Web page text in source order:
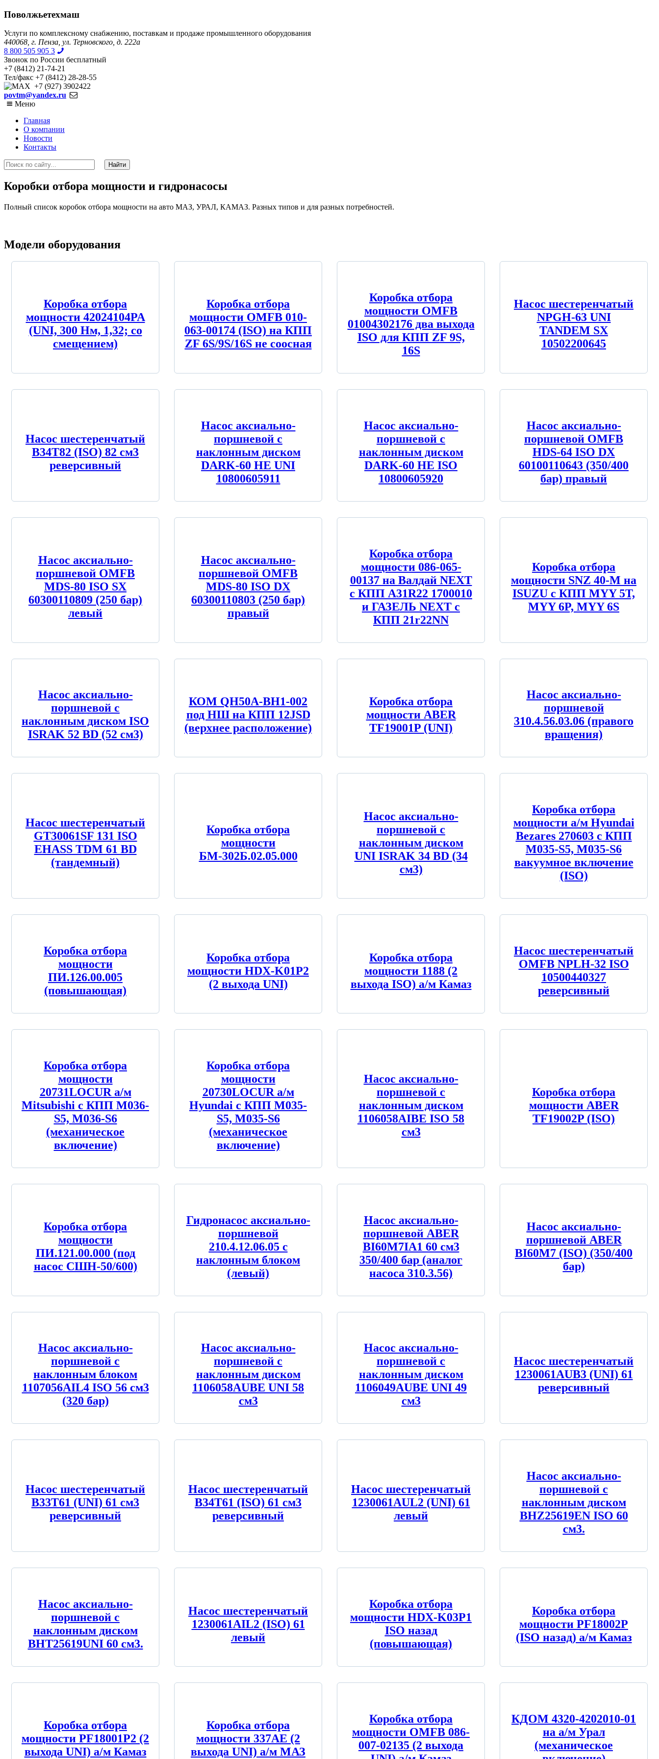
Поволжьетехмаш
Услуги по комплексному снабжению, поставкам и продаже промышленного оборудования
440068, г. Пенза, ул. Терновского, д. 222а
8 800 505 905 3
Звонок по России бесплатный
+7 (8412) 21-74-21
Тел/факс +7 (8412) 28-28-55
+7 (927) 3902422
povtm@yandex.ru
Меню
Главная
О компании
Новости
Контакты
Коробки отбора мощности и гидронасосы
Полный список коробок отбора мощности на авто МАЗ, УРАЛ, КАМАЗ. Разных типов и для разных потребностей.
Модели оборудования
Коробка отбора
мощности 42024104PA
(UNI, 300 Нм, 1,32; со
смещением)
Коробка отбора
мощности OMFB 010-
063-00174 (ISO) на КПП
ZF 6S/9S/16S не соосная
Коробка отбора
мощности OMFB
01004302176 два выхода
ISO для КПП ZF 9S,
16S
Насос шестеренчатый
NPGH-63 UNI
TANDEM SX
10502200645
Насос шестеренчатый
B34T82 (ISO) 82 см3
реверсивный
Насос аксиально-
поршневой с
наклонным диском
DARK-60 HE UNI
10800605911
Насос аксиально-
поршневой с
наклонным диском
DARK-60 HE ISO
10800605920
Насос аксиально-
поршневой OMFB
HDS-64 ISO DX
60100110643 (350/400
бар) правый
Насос аксиально-
поршневой OMFB
MDS-80 ISO SX
60300110809 (250 бар)
левый
Насос аксиально-
поршневой OMFB
MDS-80 ISO DX
60300110803 (250 бар)
правый
Коробка отбора
мощности 086-065-
00137 на Валдай NEXT
с КПП A31R22 1700010
и ГАЗЕЛЬ NEXT с
КПП 21r22NN
Коробка отбора
мощности SNZ 40-M на
ISUZU c КПП MYY 5T,
MYY 6P, MYY 6S
Насос аксиально-
поршневой c
наклонным диском ISO
ISRAK 52 BD (52 см3)
КОМ QH50A-BH1-002
под НШ на КПП 12JSD
(верхнее расположение)
Коробка отбора
мощности ABER
TF19001P (UNI)
Насос аксиально-
поршневой
310.4.56.03.06 (правого
вращения)
Насос шестеренчатый
GT30061SF 131 ISO
EHASS TDM 61 BD
(тандемный)
Коробка отбора
мощности
БМ-302Б.02.05.000
Насос аксиально-
поршневой c
наклонным диском
UNI ISRAK 34 BD (34
см3)
Коробка отбора
мощности а/м Hyundai
Bezares 270603 с КПП
M035-S5, M035-S6
вакуумное включение
(ISO)
Коробка отбора
мощности
ПИ.126.00.005
(повышающая)
Коробка отбора
мощности HDX-K01P2
(2 выхода UNI)
Коробка отбора
мощности 1188 (2
выхода ISO) а/м Камаз
Насос шестеренчатый
OMFB NPLH-32 ISO
10500440327
реверсивный
Коробка отбора
мощности
20731LOСUR а/м
Mitsubishi c КПП M036-
S5, M036-S6
(механическое
включение)
Коробка отбора
мощности
20730LOСUR а/м
Hyundai c КПП M035-
S5, M035-S6
(механическое
включение)
Насос аксиально-
поршневой c
наклонным диском
1106058AIBE ISO 58
см3
Коробка отбора
мощности ABER
TF19002P (ISO)
Коробка отбора
мощности
ПИ.121.00.000 (под
насос СШН-50/600)
Гидронасос аксиально-
поршневой
210.4.12.06.05 с
наклонным блоком
(левый)
Насос аксиально-
поршневой ABER
BI60M7IA1 60 см3
350/400 бар (аналог
насоса 310.3.56)
Насос аксиально-
поршневой ABER
BI60M7 (ISO) (350/400
бар)
Насос аксиально-
поршневой с
наклонным блоком
1107056AIL4 ISO 56 см3
(320 бар)
Насос аксиально-
поршневой c
наклонным диском
1106058AUBE UNI 58
см3
Насос аксиально-
поршневой c
наклонным диском
1106049AUBE UNI 49
см3
Насос шестеренчатый
1230061AUB3 (UNI) 61
реверсивный
Насос шестеренчатый
B33T61 (UNI) 61 см3
реверсивный
Насос шестеренчатый
B34T61 (ISO) 61 см3
реверсивный
Насос шестеренчатый
1230061AUL2 (UNI) 61
левый
Насос аксиально-
поршневой с
наклонным диском
BHZ25619EN ISO 60
см3.
Насос аксиально-
поршневой с
наклонным диском
BHT25619UNI 60 см3.
Насос шестеренчатый
1230061AIL2 (ISO) 61
левый
Коробка отбора
мощности HDX-K03P1
ISO назад
(повышающая)
Коробка отбора
мощности PF18002P
(ISO назад) а/м Камаз
Коробка отбора
мощности PF18001P2 (2
выхода UNI) а/м Камаз
Коробка отбора
мощности 337AE (2
выхода UNI) а/м МАЗ
Коробка отбора
мощности OMFB 086-
007-02135 (2 выхода
КДОМ 4320-4202010-01
на а/м Урал
(механическое